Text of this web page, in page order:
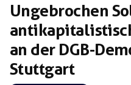
Ungebrochen
an der DGB-
Stuttgart